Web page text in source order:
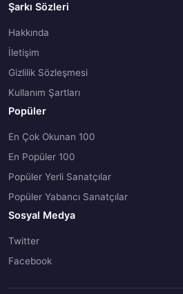
Şarkı Sözleri
Hakkında
İletişim
Gizlilik Sözleşmesi
Kullanım Şartları
Popüler
En Çok Okunan 100
En Popüler 100
Popüler Yerli Sanatçılar
Popüler Yabancı Sanatçılar
Sosyal Medya
Twitter
Facebook